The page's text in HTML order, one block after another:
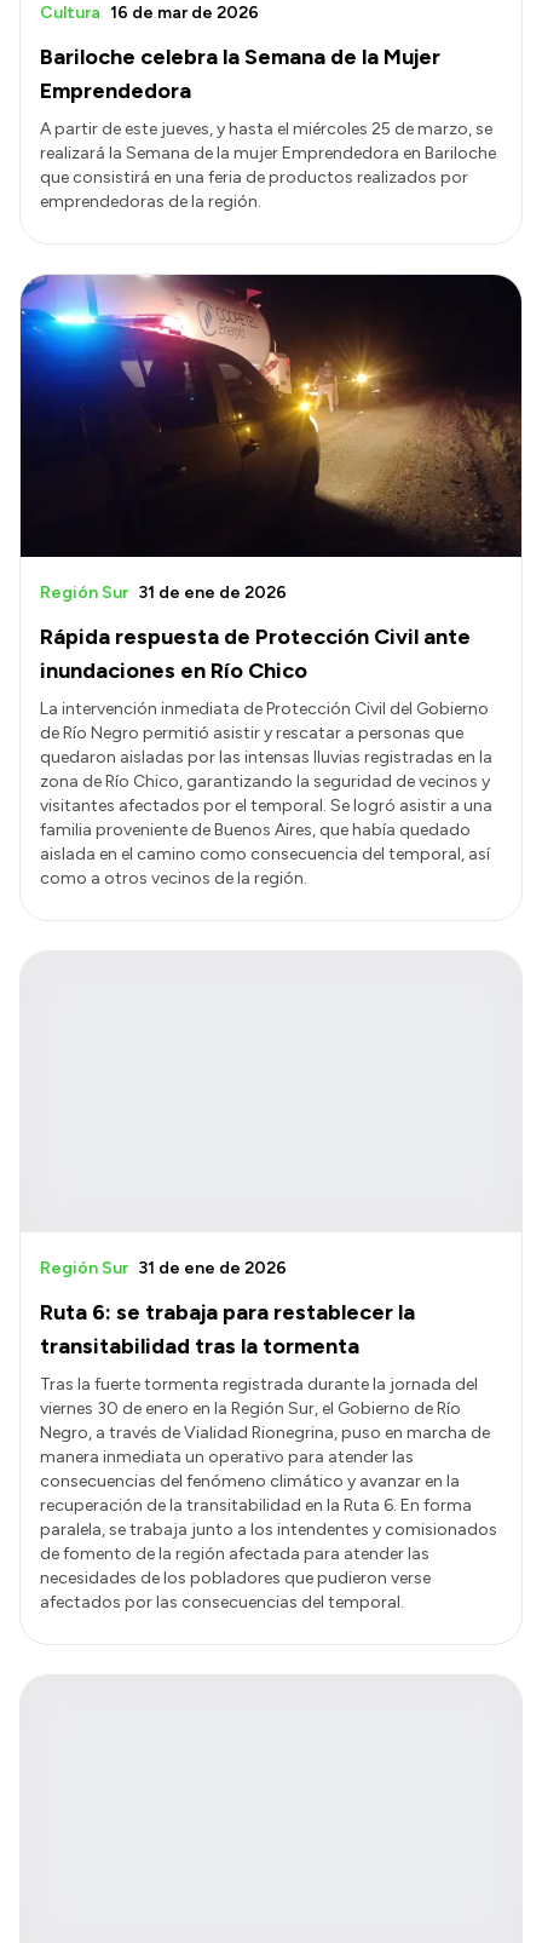
Bariloche celebra la Semana de la Mujer
Emprendedora
Cultura 16 de mar de 2026
A partir de este jueves, y hasta el miércoles 25 de marzo, se
realizará la Semana de la mujer Emprendedora en Bariloche
que consistirá en una feria de productos realizados por
emprendedoras de la región.
Rápida respuesta de Protección Civil ante
inundaciones en Río Chico
Región Sur 31 de ene de 2026
La intervención inmediata de Protección Civil del Gobierno
de Río Negro permitió asistir y rescatar a personas que
quedaron aisladas por las intensas lluvias registradas en la
zona de Río Chico, garantizando la seguridad de vecinos y
visitantes afectados por el temporal. Se logró asistir a una
familia proveniente de Buenos Aires, que había quedado
aislada en el camino como consecuencia del temporal, así
como a otros vecinos de la región.
Ruta 6: se trabaja para restablecer la
transitabilidad tras la tormenta
Región Sur 31 de ene de 2026
Tras la fuerte tormenta registrada durante la jornada del
viernes 30 de enero en la Región Sur, el Gobierno de Río
Negro, a través de Vialidad Rionegrina, puso en marcha de
manera inmediata un operativo para atender las
consecuencias del fenómeno climático y avanzar en la
recuperación de la transitabilidad en la Ruta 6. En forma
paralela, se trabaja junto a los intendentes y comisionados
de fomento de la región afectada para atender las
necesidades de los pobladores que pudieron verse
afectados por las consecuencias del temporal.